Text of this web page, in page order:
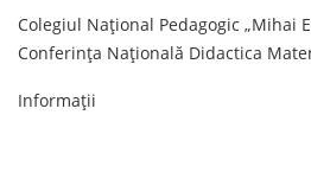
Colegiul Național Pedagogic „Mihai
Conferința Națională Didactica
Informații